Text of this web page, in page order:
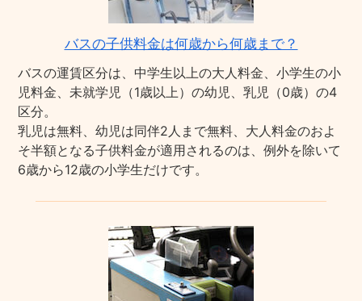
バスの子供料金は何歳から何歳まで？
バスの運賃区分は、中学生以上の大人料金、小学生の小
児料金、未就学児（1歳以上）の幼児、乳児（0歳）の4
区分。
乳児は無料、幼児は同伴2人まで無料、大人料金のおよ
そ半額となる子供料金が適用されるのは、例外を除いて
6歳から12歳の小学生だけです。